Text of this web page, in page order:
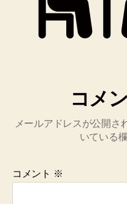
コメ
メールアドレスが公開さ
いている
コメント ※